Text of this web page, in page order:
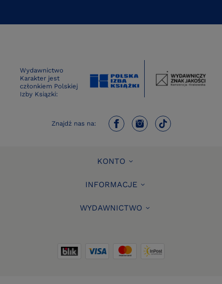
Wydawnictwo
Karakter jest
członkiem Polskiej
Izby Ksiązki:
Znajdź nas na:
KONTO
INFORMACJE
WYDAWNICTWO